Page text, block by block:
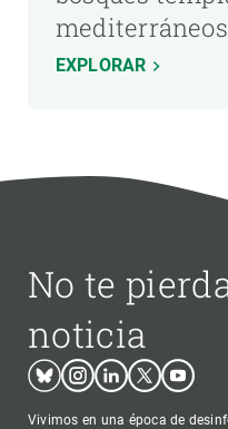
mediterráneos
EXPLORAR
No te
noticia
BlueskyInstagram
LinkedinTwitterYoutube
Vivimos en una época de